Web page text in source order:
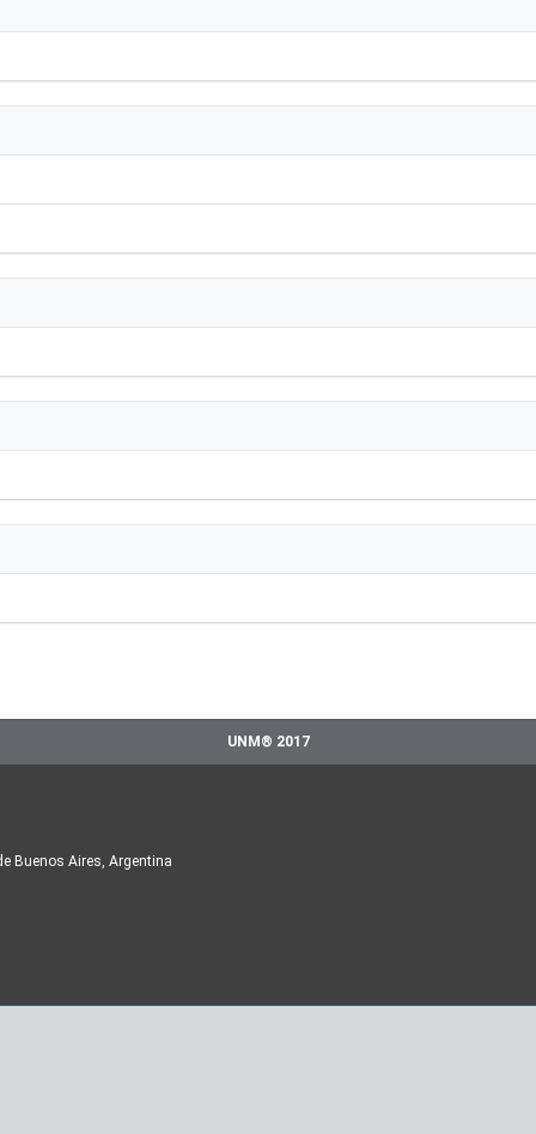
UNM® 2017
Buenos Aires, Argentina